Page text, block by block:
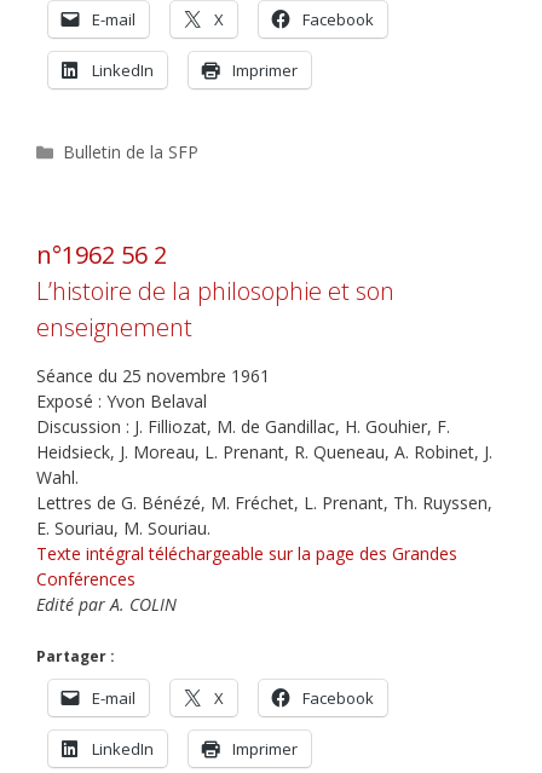
E-mail X Facebook
LinkedIn Imprimer
Catégories
Bulletin de la SFP
n°1962 56 2
L’histoire de la philosophie et son
enseignement
Séance du 25 novembre 1961
Exposé : Yvon Belaval
Discussion : J. Filliozat, M. de Gandillac, H. Gouhier, F.
Heidsieck, J. Moreau, L. Prenant, R. Queneau, A. Robinet, J.
Wahl.
Lettres de G. Bénézé, M. Fréchet, L. Prenant, Th. Ruyssen,
E. Souriau, M. Souriau.
Texte intégral téléchargeable sur la page des Grandes
Conférences
Edité par A. COLIN
Partager :
E-mail X Facebook
LinkedIn Imprimer